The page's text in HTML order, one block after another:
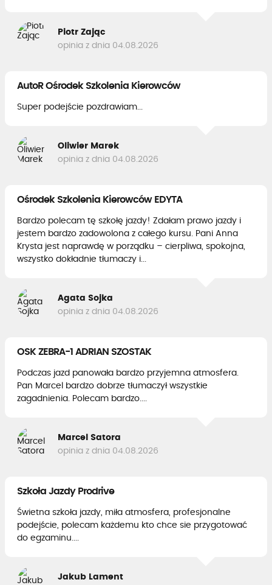
Piotr Zając
opinia z dnia 04.08.2026
AutoR Ośrodek Szkolenia Kierowców
Super podejście pozdrawiam...
Oliwier Marek
opinia z dnia 04.08.2026
Ośrodek Szkolenia Kierowców EDYTA
Bardzo polecam tę szkołę jazdy! Zdałam prawo jazdy i
jestem bardzo zadowolona z całego kursu. Pani Anna
Krysta jest naprawdę w porządku – cierpliwa, spokojna,
wszystko dokładnie tłumaczy i...
Agata Sojka
opinia z dnia 04.08.2026
OSK ZEBRA-1 ADRIAN SZOSTAK
Podczas jazd panowała bardzo przyjemna atmosfera.
Pan Marcel bardzo dobrze tłumaczył wszystkie
zagadnienia. Polecam bardzo....
Marcel Satora
opinia z dnia 04.08.2026
Szkoła Jazdy Prodrive
Świetna szkoła jazdy, miła atmosfera, profesjonalne
podejście, polecam każdemu kto chce sie przygotować
do egzaminu....
Jakub Lament